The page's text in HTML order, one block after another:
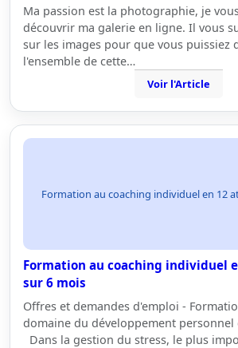
Ma passion est la photographie, je
découvrir ma galerie en ligne. Il vous
sur les images pour que vous puissiez
l'ensemble de cette…
Voir l'Article
Formation au coaching individuel en 12
Formation au coaching individuel
sur 6 mois
Offres et demandes d'emploi -
domaine du développement
Dans la gestion du stress, le plus